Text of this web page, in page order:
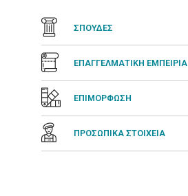
ΣΠΟΥΔΕΣ
ΕΠΑΓΓΕΛΜΑΤΙΚΗ ΕΜΠΕΙΡΙΑ
ΕΠΙΜΟΡΦΩΣΗ
ΠΡΟΣΩΠΙΚΑ ΣΤΟΙΧΕΙΑ